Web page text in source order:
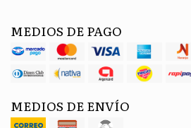
MEDIOS DE PAGO
MEDIOS DE ENVÍO